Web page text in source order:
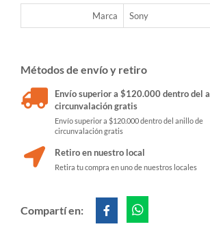
Marca Sony
Métodos de envío y retiro
Envío superior a $120.000 dentro del
circunvalación gratis
Envío superior a $120.000 dentro del anillo de
circunvalación gratis
Retiro en nuestro local
Retira tu compra en uno de nuestros locales
Compartí en: